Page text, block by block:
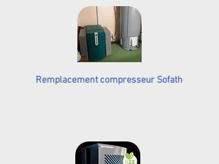
Remplacement compresseur Sofath